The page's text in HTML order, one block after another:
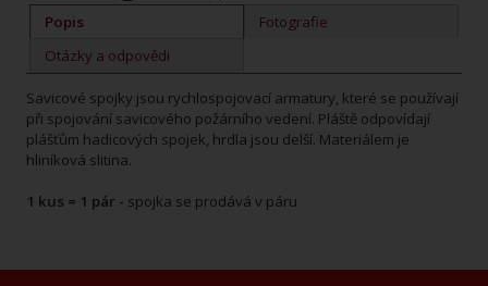
Popis
Fotografie
Otázky a odpovědi
Savicové spojky jsou rychlospojovací armatury, které se používají
při spojování savicového požárního vedení. Pláště odpovídají
plášťům hadicových spojek, hrdla jsou delší. Materiálem je
hliníková slitina.
1 kus = 1 pár - spojka se prodává v páru